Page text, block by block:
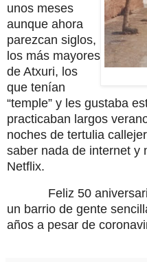
unos meses
aunque ahora
parezcan siglos,
los más mayores
de Atxuri, los
que tenían
“temple” y les gustaba
practicaban largos
noches de tertulia
saber nada de internet y
Netflix.
Feliz 50
un barrio de gente
años a pesar de